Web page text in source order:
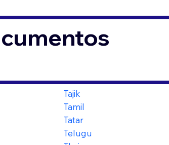
Tajik
Tamil
Tatar
Telugu